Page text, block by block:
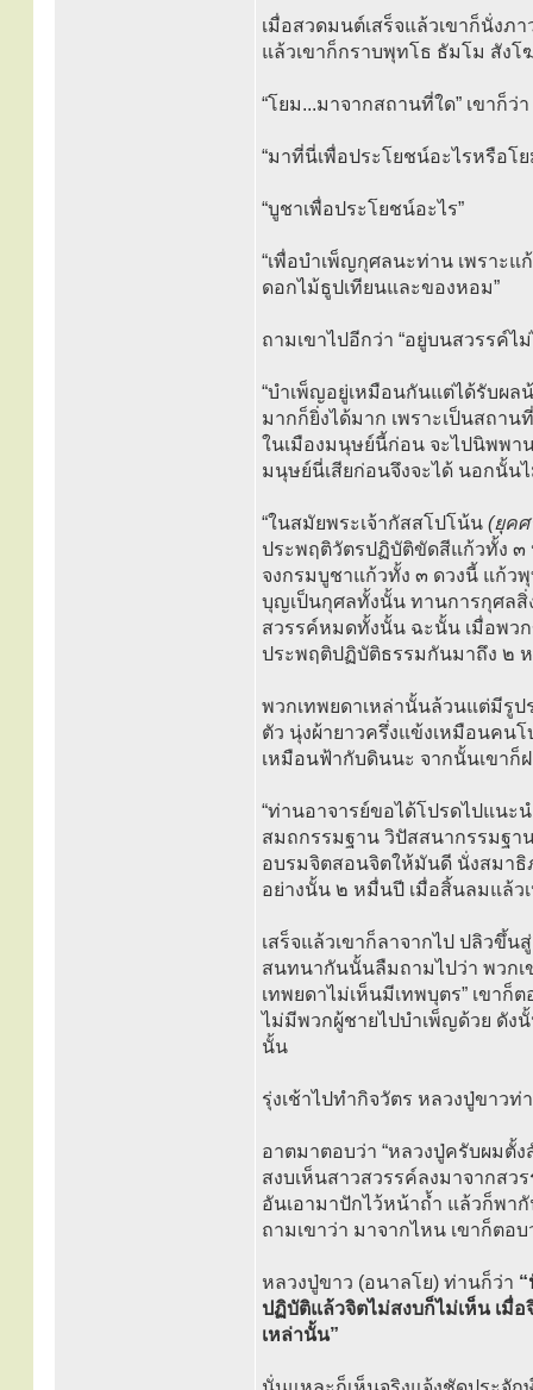
เมื่อสวดมนต์เสร็จแล้วเขาก็นั่งภ
แล้วเขาก็กราบพุทโธ ธัมโม สังโ
“โยม...มาจากสถานที่ใด” เขาก็ว่
“มาที่นี่เพื่อประโยชน์อะไรหรือโ
“บูชาเพื่อประโยชน์อะไร”
“เพื่อบำเพ็ญกุศลนะท่าน เพราะ
ดอกไม้ธูปเทียนและของหอม”
ถามเขาไปอีกว่า “อยู่บนสวรรค์ไ
“บำเพ็ญอยู่เหมือนกันแต่ได้รับผล
มากก็ยิ่งได้มาก เพราะเป็นสถา
ในเมืองมนุษย์นี้ก่อน จะไปนิพพ
มนุษย์นี่เสียก่อนจึงจะได้ นอกนั้นไ
“ในสมัยพระเจ้ากัสสโปโน้น (ยุคศ
ประพฤติวัตรปฏิบัติขัดสีแก้วทั้ง ๓
จงกรมบูชาแก้วทั้ง ๓ ดวงนี้ แก้ว
บุญเป็นกุศลทั้งนั้น ทานการกุศล
สวรรค์หมดทั้งนั้น ฉะนั้น เมื่อพว
ประพฤติปฏิบัติธรรมกันมาถึง ๒
พวกเทพยดาเหล่านั้นล้วนแต่มีรูป
ตัว นุ่งผ้ายาวครึ่งแข้งเหมือนคน
เหมือนฟ้ากับดินนะ จากนั้นเขาก็
“ท่านอาจารย์ขอได้โปรดไปแน
สมถกรรมฐาน วิปัสสนากรรมฐ
อบรมจิตสอนจิตให้มันดี นั่งสมา
อย่างนั้น ๒ หมื่นปี เมื่อสิ้นลมแล้
เสร็จแล้วเขาก็ลาจากไป ปลิวขึ้
สนทนากันนั้นลืมถามไปว่า พวกเ
เทพยดาไม่เห็นมีเทพบุตร” เขา
ไม่มีพวกผู้ชายไปบำเพ็ญด้วย ดัง
นั้น
รุ่งเช้าไปทำกิจวัตร หลวงปู่ขาวท่
อาตมาตอบว่า “หลวงปู่ครับผมตั้
สงบเห็นสาวสวรรค์ลงมาจากสว
อันเอามาปักไว้หน้าถ้ำ แล้วก็พา
ถามเขาว่า มาจากไหน เขาก็ตอบ
หลวงปู่ขาว (อนาลโย) ท่านก็ว่า
ปฏิบัติแล้วจิตไม่สงบก็ไม่เห็น เมื่อ
เหล่านั้น”